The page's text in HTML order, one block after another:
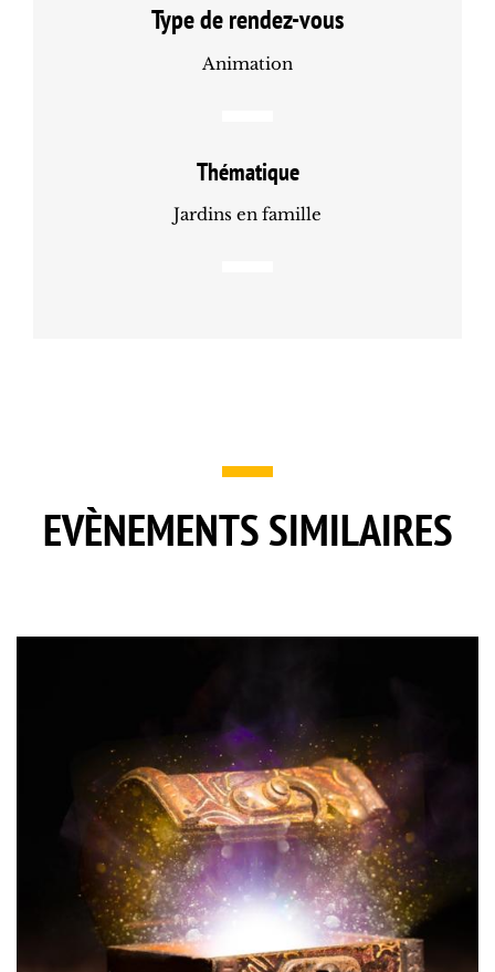
Type de rendez-vous
Animation
Thématique
Jardins en famille
EVÈNEMENTS SIMILAIRES